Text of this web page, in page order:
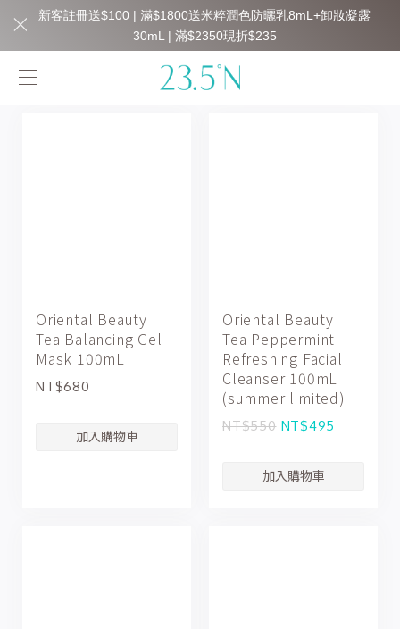
Oriental Beauty
Tea Balancing Gel
Mask 100mL
NT$680
Oriental Beauty
Tea Peppermint
Refreshing Facial
Cleanser 100mL
(summer limited)
NT$550 NT$495
新客註冊送$100 | 滿$1800送米粹潤色防曬乳8mL+卸妝凝露
30mL | 滿$2350現折$235